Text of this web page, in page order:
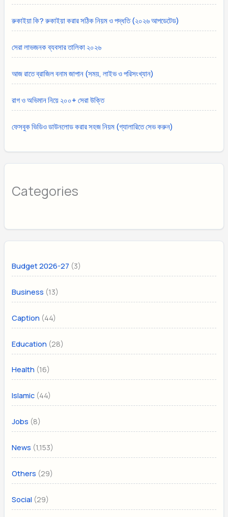
রুকাইয়া কি? রুকাইয়া করার সঠিক নিয়ম ও পদ্ধতি (২০২৬ আপডেটেড)
সেরা লাভজনক ব্যবসার তালিকা ২০২৬
আজ রাতে ব্রাজিল বনাম জাপান (সময়, লাইভ ও পরিসংখ্যান)
রাগ ও অভিমান নিয়ে ২০০+ সেরা উক্তি
ফেসবুক ভিডিও ডাউনলোড করার সহজ নিয়ম (গ্যালারিতে সেভ করুন)
Categories
Budget 2026-27 (3)
Business (13)
Caption (44)
Education (28)
Health (16)
Islamic (44)
Jobs (8)
News (1,153)
Others (29)
Social (29)